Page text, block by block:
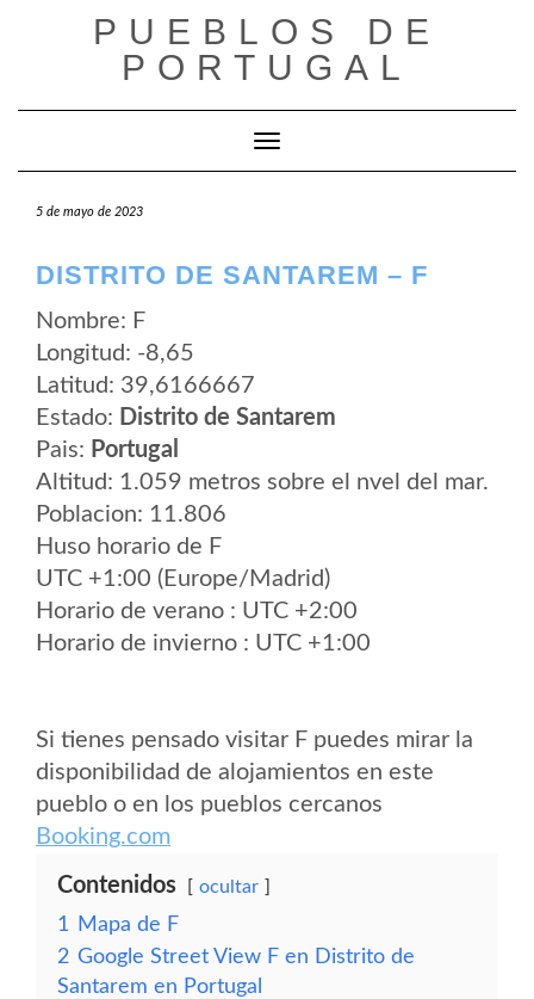
PUEBLOS DE
PORTUGAL
Cambiar modo de navegación
5 de mayo de 2023
DISTRITO DE SANTAREM – F
Nombre: F
Longitud: -8,65
Latitud: 39,6166667
Estado: Distrito de Santarem
Pais: Portugal
Altitud: 1.059 metros sobre el nvel del mar.
Poblacion: 11.806
Huso horario de F
UTC +1:00 (Europe/Madrid)
Horario de verano : UTC +2:00
Horario de invierno : UTC +1:00
Si tienes pensado visitar F puedes mirar la
disponibilidad de alojamientos en este
pueblo o en los pueblos cercanos
Booking.com
Contenidos ocultar
1
Mapa de F
2 Google Street View F en Distrito de
Santarem en Portugal